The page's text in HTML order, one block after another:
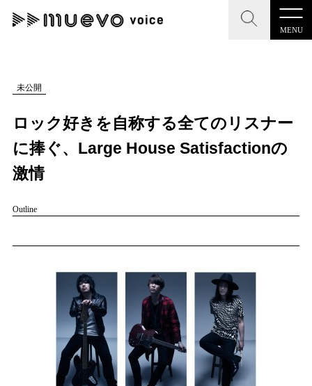
MENU
CLOSE
記事を検索する
#男性シンガー #HR/HM #女性シンガー #ヒップホップ
#男性シンガーグループ #R&B/ソウル
CLOSE
"読者の声を形にする”音楽特化メディア
MENU
記事一覧
会社概要
お問い合わせ
記事リクエスト
未公開
ロック好きを自称する全てのリスナー
に捧ぐ、Large House Satisfactionの
激情
Outline